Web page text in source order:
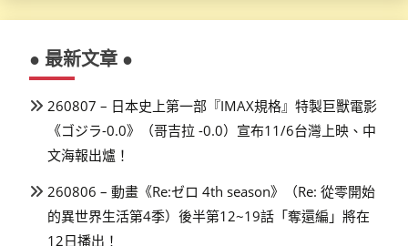
● 最新文章 ●
260807 – 日本史上第一部『IMAX規格』特製巨獸電影
《ゴジラ-0.0》（哥吉拉 -0.0）宣布11/6台灣上映、中
文海報出爐！
260806 – 動畫《Re:ゼロ 4th season》（Re: 從零開始
的異世界生活第4季）後半第12~19話「奪還編」將在
12日播出！